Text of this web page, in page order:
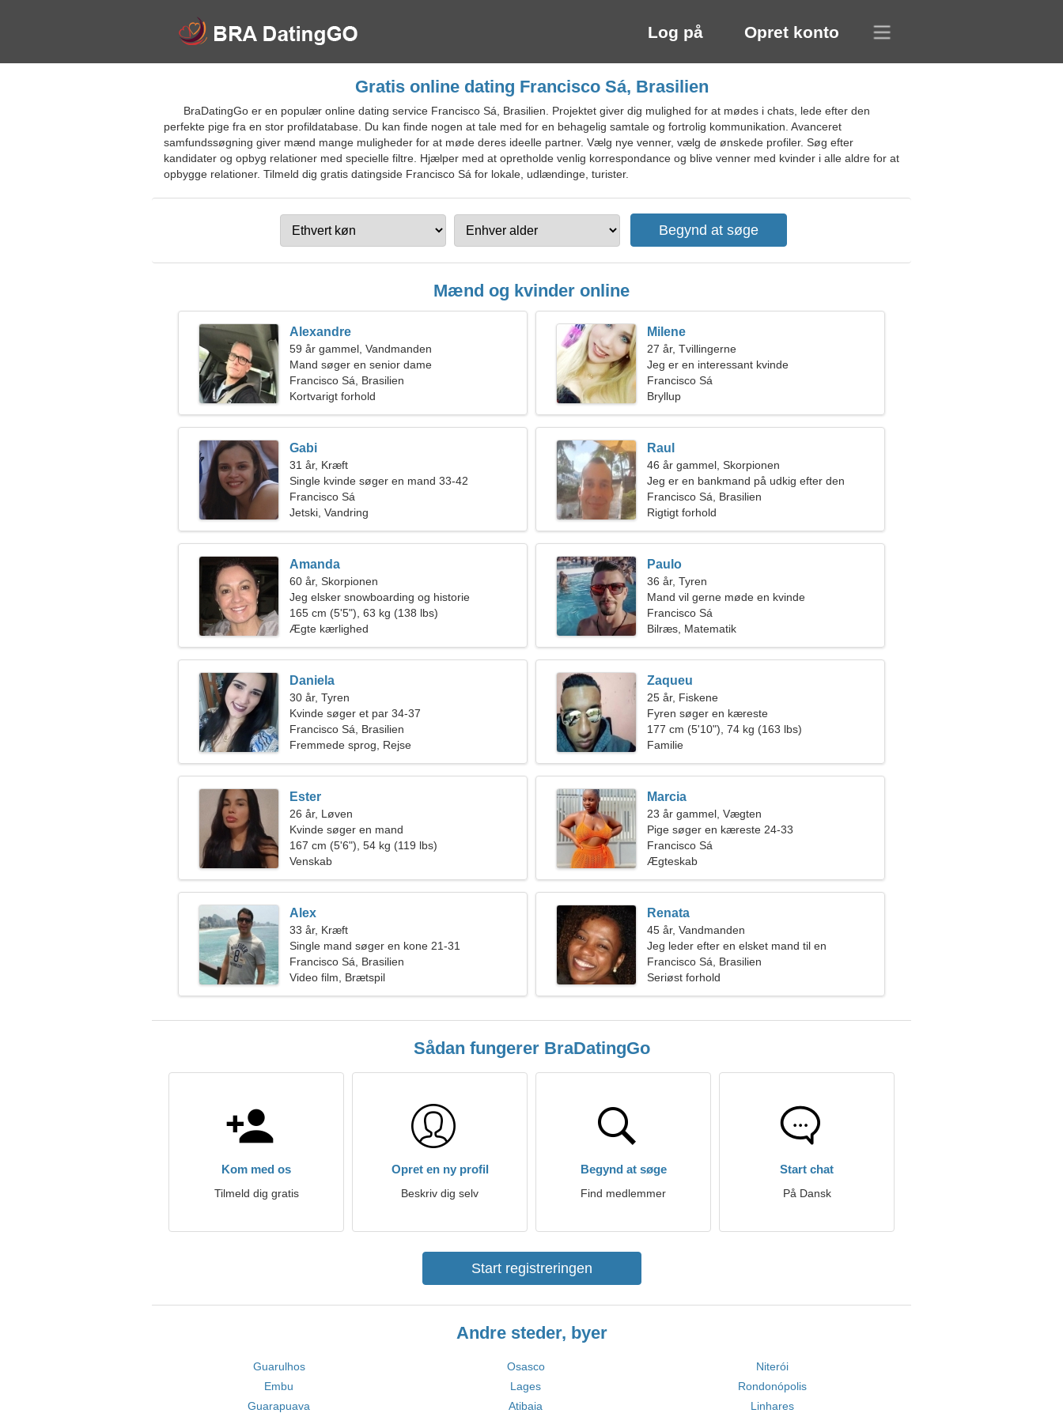
Log på Opret konto
Gratis online dating Francisco Sá, Brasilien
BraDatingGo er en populær online dating service Francisco Sá, Brasilien. Projektet giver dig mulighed for at mødes i chats, lede efter den
perfekte pige fra en stor profildatabase. Du kan finde nogen at tale med for en behagelig samtale og fortrolig kommunikation. Avanceret
samfundssøgning giver mænd mange muligheder for at møde deres ideelle partner. Vælg nye venner, vælg de ønskede profiler. Søg efter
kandidater og opbyg relationer med specielle filtre. Hjælper med at opretholde venlig korrespondance og blive venner med kvinder i alle aldre for at
opbygge relationer. Tilmeld dig gratis datingside Francisco Sá for lokale, udlændinge, turister.
Mænd og kvinder online
Alexandre
59 år gammel, Vandmanden
Mand søger en senior dame
Francisco Sá, Brasilien
Kortvarigt forhold
Milene
27 år, Tvillingerne
Jeg er en interessant kvinde
Francisco Sá
Bryllup
Gabi
31 år, Kræft
Single kvinde søger en mand 33-42
Francisco Sá
Jetski, Vandring
Raul
46 år gammel, Skorpionen
Jeg er en bankmand på udkig efter den
perfekte kvinde
Francisco Sá, Brasilien
Rigtigt forhold
Amanda
60 år, Skorpionen
Jeg elsker snowboarding og historie
165 cm (5'5"), 63 kg (138 lbs)
Ægte kærlighed
Paulo
36 år, Tyren
Mand vil gerne møde en kvinde
Francisco Sá
Bilræs, Matematik
Daniela
30 år, Tyren
Kvinde søger et par 34-37
Francisco Sá, Brasilien
Fremmede sprog, Rejse
Zaqueu
25 år, Fiskene
Fyren søger en kæreste
177 cm (5'10"), 74 kg (163 lbs)
Familie
Ester
26 år, Løven
Kvinde søger en mand
167 cm (5'6"), 54 kg (119 lbs)
Venskab
Marcia
23 år gammel, Vægten
Pige søger en kæreste 24-33
Francisco Sá
Ægteskab
Alex
33 år, Kræft
Single mand søger en kone 21-31
Francisco Sá, Brasilien
Video film, Brætspil
Renata
45 år, Vandmanden
Jeg leder efter en elsket mand til en
vandretur
Francisco Sá, Brasilien
Seriøst forhold
Sådan fungerer BraDatingGo
Kom med os
Tilmeld dig gratis
Opret en ny profil
Beskriv dig selv
Begynd at søge
Find medlemmer
Start chat
På Dansk
Start registreringen
Andre steder, byer
Guarulhos Osasco
Niterói
Embu
Lages
Rondonópolis
Guarapuava
Atibaia Linhares